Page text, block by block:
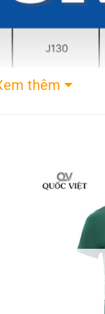
sz Quần áo Yonex
thêm